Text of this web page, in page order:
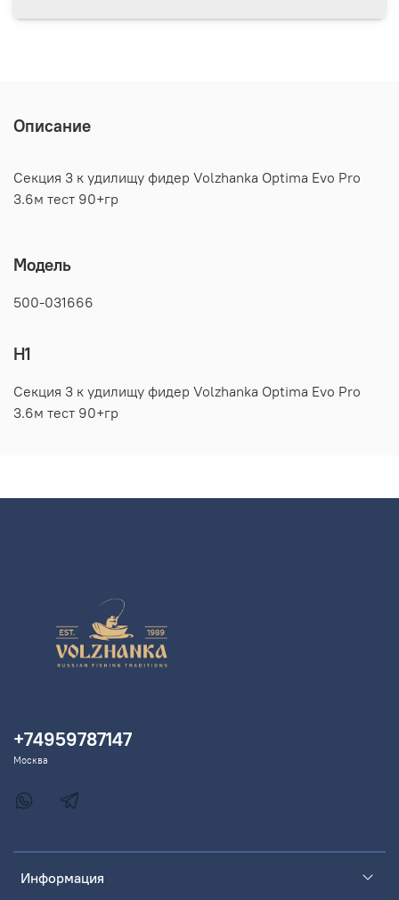
Описание
Секция 3 к удилищу фидер Volzhanka Optima Evo Pro
3.6м тест 90+гр
Модель
500-031666
H1
Секция 3 к удилищу фидер Volzhanka Optima Evo Pro
3.6м тест 90+гр
Информация
+74959787147
Москва